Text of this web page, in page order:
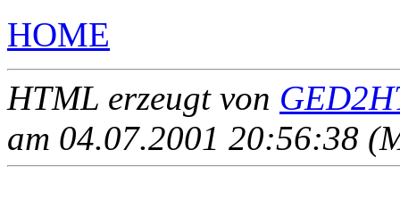
HOME
HTML erzeugt von
am 04.07.2001 20:56:38